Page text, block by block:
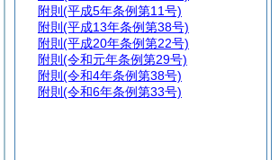
附則 (平成5年条例第11号)
附則 (平成13年条例第38号)
附則 (平成20年条例第22号)
附則 (令和元年条例第29号)
附則 (令和4年条例第38号)
附則 (令和6年条例第33号)